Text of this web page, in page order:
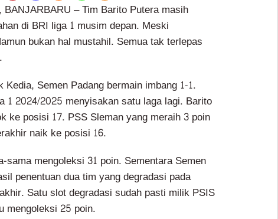
– Tim Barito Putera masih
di BRI liga 1 musim depan. Meski
bukan hal mustahil. Semua tak terlepas
Semen Padang bermain imbang 1-1.
1 2024/2025 menyisakan satu laga lagi. Barito
ke posisi 17. PSS Sleman yang meraih 3 poin
naik ke posisi 16.
sama mengoleksi 31 poin. Sementara Semen
penentuan dua tim yang degradasi pada
Satu slot degradasi sudah pasti milik PSIS
mengoleksi 25 poin.